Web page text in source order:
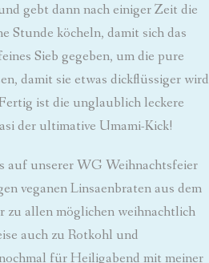
gebt dann nach einiger Zeit die
Stunde köcheln, damit sich das
Sieb gegeben, um die pure
damit sie etwas dickflüssiger wird
ist die unglaublich leckere
der ultimative Umami-Kick!
auf unserer WG Weihnachtsfeier
veganen Linsaenbraten aus dem
zu allen möglichen weihnachtlich
auch zu Rotkohl und
für Heiligabend mit meiner